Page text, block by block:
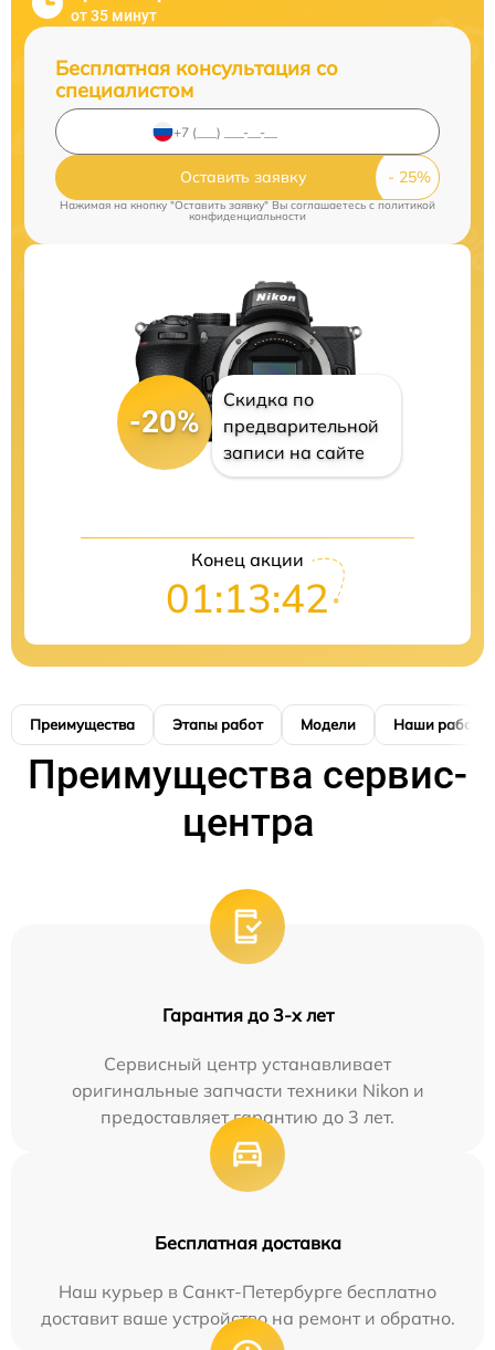
от 35 минут
Бесплатная консультация со
специалистом
Оставить заявку
Нажимая на кнопку "Оставить заявку" Вы соглашаетесь cполитикой
конфиденциальности
-20%
Скидка по
предварительной
записи на сайте
Конец акции
01:13:42
Преимущества Этапы работ Модели Наши работы
Преимущества сервис-
центра
Гарантия до 3-х лет
Сервисный центр устанавливает
оригинальные запчасти техники Nikon и
предоставляет гарантию до 3 лет.
Бесплатная доставка
Наш курьер в Санкт-Петербурге бесплатно
доставит ваше устройство на ремонт и обратно.